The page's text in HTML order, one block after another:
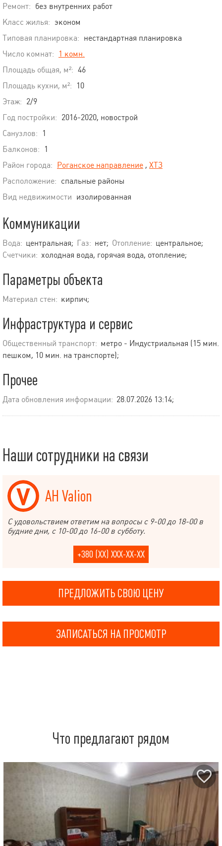
Ремонт: без внутренних работ
Класс жилья: эконом
Типовая планировка: нестандартная планировка
Число комнат:
1 комн.
Площадь общая, м²: 46
Площадь кухни, м²:
10
Этаж: 2/9
Год постройки: 2016-2020, новострой
Санузлов:
1
Балконов:
1
Район города: Роганское направление , ХТЗ
Расположение: спальные районы
Вид недвижимости изолированная
Коммуникации
Вода: центральная; Газ: нет; Отопление: центральное;
Счетчики: холодная вода, горячая вода, отопление;
Параметры объекта
Материал стен: кирпич;
Инфраструктура и сервис
Общественный транспорт: метро - Индустриальная (15 мин.
пешком, 10 мин. на транспорте);
Прочее
Дата обновления информации: 28.07.2026 13:14;
Наши сотрудники на связи
АН Valion
С удовольствием ответим на вопросы с 9-00 до 18-00 в
будние дни, с 10-00 до 16-00 в субботу.
+380 (XX) XXX-XX-XX
ПРЕДЛОЖИТЬ СВОЮ ЦЕНУ
ЗАПИСАТЬСЯ НА ПРОСМОТР
Что предлагают рядом